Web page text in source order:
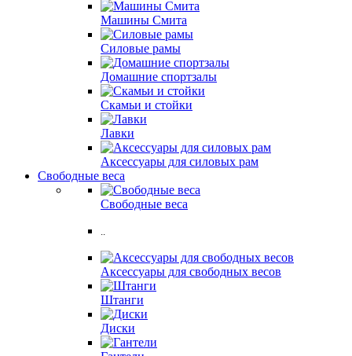
Машины Смита
Силовые рамы
Домашние спортзалы
Скамьи и стойки
Лавки
Аксессуары для силовых рам
Свободные веса
Свободные веса
..
Аксессуары для свободных весов
Штанги
Диски